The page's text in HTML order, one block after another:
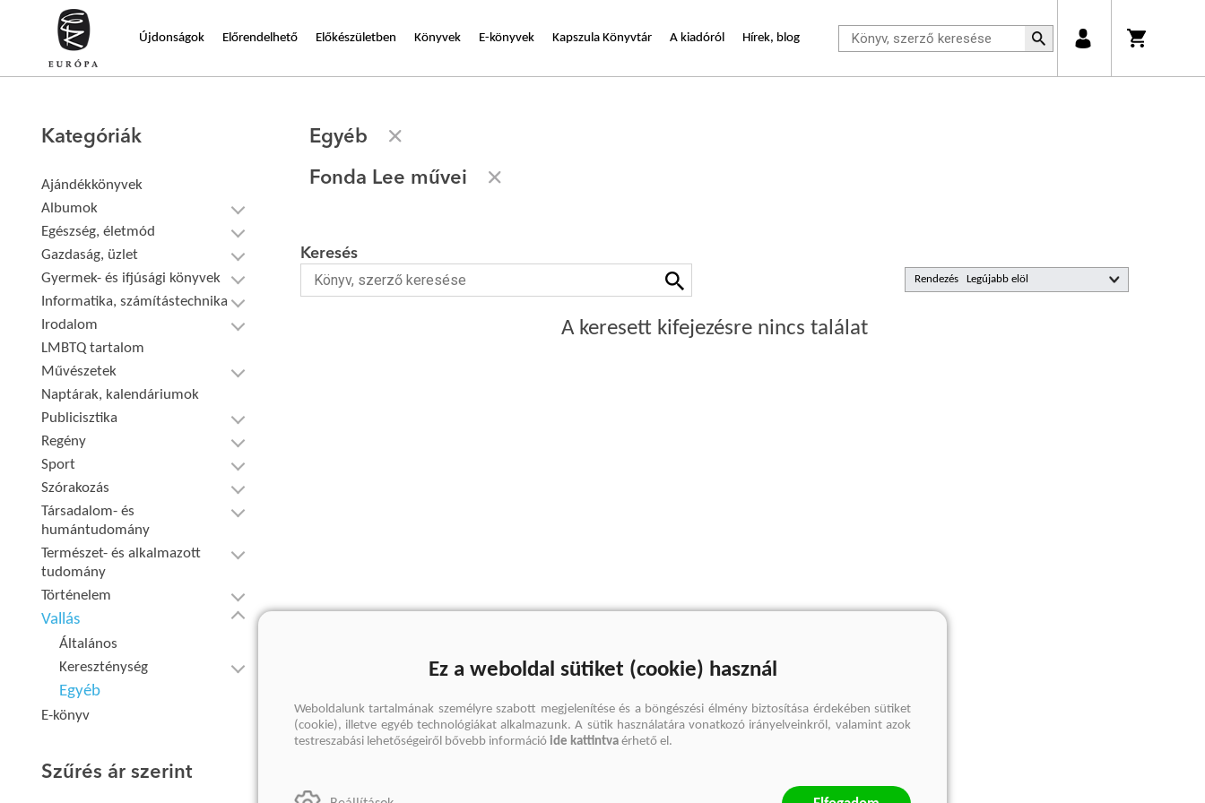
Újdonságok Előrendelhető Előkészületben Könyvek E-könyvek Kapszula Könyvtár A kiadóról Hírek, blog
Kategóriák
Ajándékkönyvek
Albumok
Egészség, életmód
Gazdaság, üzlet
Gyermek- és ifjúsági könyvek
Informatika, számítástechnika
Irodalom
LMBTQ tartalom
Művészetek
Naptárak, kalendáriumok
Publicisztika
Regény
Sport
Szórakozás
Társadalom- és
humántudomány
Természet- és alkalmazott
tudomány
Történelem
Vallás
Általános
Kereszténység
Egyéb
E-könyv
Szűrés ár szerint
Egyéb
Fonda Lee művei
Rendezés
Keresés
A keresett kifejezésre nincs találat
Ez a weboldal sütiket (cookie) használ
Weboldalunk tartalmának személyre szabott megjelenítése és a böngészési élmény biztosítása érdekében sütiket
(cookie), illetve egyéb technológiákat alkalmazunk. A sütik használatára vonatkozó irányelveinkről, valamint azok
testreszabási lehetőségeiről bővebb információ ide kattintva érhető el.